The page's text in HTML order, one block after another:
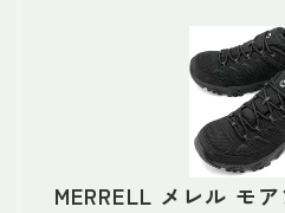
MERRELL メレル モ